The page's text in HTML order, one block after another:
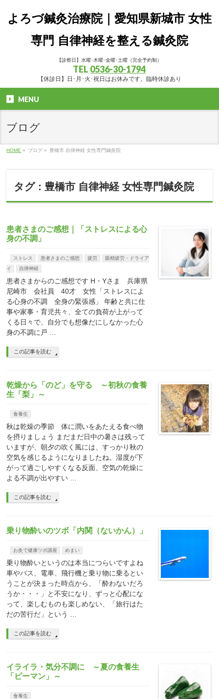
よろづ鍼灸治療院｜愛知県新城市 女性
専門 自律神経を整える鍼灸院
【診察日】水曜･木曜･金曜･土曜（完全予約制）
TEL 0536-30-1794
【休診日】日･月･火･祝日はお休みです。臨時休診あり
MENU
ブログ
HOME » ブログ » 豊橋市 自律神経 女性専門鍼灸院
タグ : 豊橋市 自律神経 女性専門鍼灸院
患者さまのご感想｜「ストレスによる心
身の不調」
ストレス 患者さまのご感想 疲労
眼精疲労・ドライア
イ
自律神経
患者さまからのご感想です H・Yさま 兵庫県
尼崎市 会社員 40才 女性「ストレスによ
る心身の不調 全身の緊張感」 年齢と共に仕
事や家事・育児共々、全ての負荷が上がって
くる日々で、自分でも想像だにしなかった心
身の不調に戸 …
この記事を読む
乾燥から「のど」を守る ～初秋の食養
生「梨」～
食養生
秋は乾燥の季節 体に潤いをあたえる食べ物
を摂りましょう まだまだ日中の暑さは残って
いますが、朝夕の吹く風には、すっかり秋の
空気を感じるようになりましたね。湿度が下
がって過ごしやすくなる反面、空気の乾燥に
よる不調が出やすい …
この記事を読む
乗り物酔いのツボ「内関（ないかん）」
お灸で健康ツボ講座 めまい
乗り物酔いというのは本当につらいですよね
車やバス、電車、飛行機と乗り物に乗るとい
うことが決まった時点から、「酔わないだろ
うか・・・」と不安になり、ずっと心配にな
って、楽しむものも楽しめない、「旅行はた
だの苦行だ」という …
この記事を読む
イライラ・気分不調に ～夏の食養生
「ピーマン」～
食養生